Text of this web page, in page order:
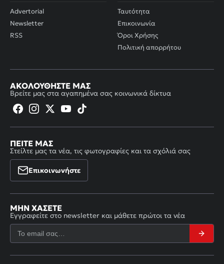
Advertorial
Newsletter
RSS
Ταυτότητα
Επικοινωνία
Όροι Χρήσης
Πολιτική απορρήτου
ΑΚΟΛΟΥΘΉΣΤΕ ΜΑΣ
Βρείτε μας στα αγαπημένα σας κοινωνικά δίκτυα
ΠΕΊΤΕ ΜΑΣ
Στείλτε μας τα νέα, τις φωτογραφίες και τα σχόλιά σας
Επικοινωνήστε
ΜΗΝ ΧΆΣΕΤΕ
Εγγραφείτε στο newsletter και μάθετε πρώτοι τα νέα